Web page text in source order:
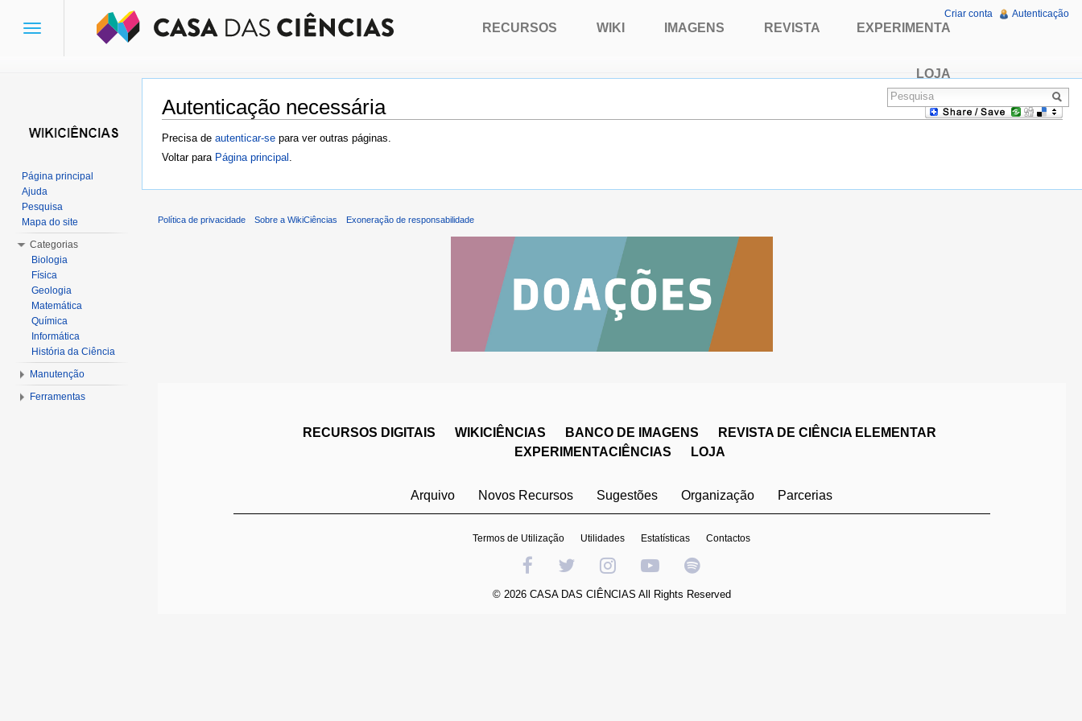
Autenticação necessária
Ir para:navegação,pesquisa
Precisa de autenticar-se para ver outras páginas.
Voltar para Página principal
Toggle
RECURSOS WIKI IMAGENS REVISTA EXPERIMENTA
LOJA
Criar conta Autenticação
Página principal
Ajuda
Pesquisa
Mapa do site
Categorias
Biologia
Física
Geologia
Matemática
Química
Informática
História da Ciência
Manutenção
Ferramentas
Política de privacidade Sobre a WikiCiências Exoneração de responsabilidade
RECURSOS DIGITAIS WIKICIÊNCIAS BANCO DE IMAGENS
REVISTA DE CIÊNCIA ELEMENTAR
EXPERIMENTACIÊNCIAS
LOJA
Arquivo Novos Recursos Sugestões Organização Parcerias
Termos de Utilização Utilidades Estatísticas Contactos
© 2026 CASA DAS CIÊNCIAS All Rights Reserved